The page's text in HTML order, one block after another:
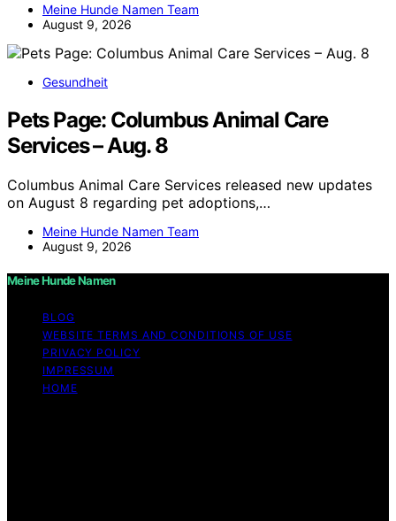
Meine Hunde Namen Team
August 9, 2026
Gesundheit
Pets Page: Columbus Animal Care
Services – Aug. 8
Columbus Animal Care Services released new updates
on August 8 regarding pet adoptions,…
Meine Hunde Namen Team
August 9, 2026
Meine Hunde Namen
BLOG
WEBSITE TERMS AND CONDITIONS OF USE
PRIVACY POLICY
IMPRESSUM
HOME